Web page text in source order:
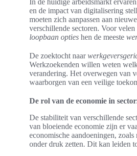
In de huidige arbeidsmarkt
en de impact van digitalisering
moeten zich aanpassen aan
verschillende sectoren. Voor
loopbaan opties hen de meeste
De zoektocht naar
Werkzoekenden willen weten
verandering. Het overwegen van
waarborgen van een veilige
De rol van de economie in
De stabiliteit van verschillende
van bloeiende economie zijn er
economische aandoeningen,
onder druk zetten. Dit kan leiden